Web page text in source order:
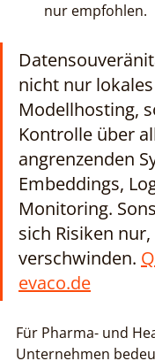
nur empfohlen.
nicht nur lokales
Modellhosting,
Kontrolle über
angrenzenden
Embeddings,
Monitoring.
sich Risiken
verschwinden.
evaco.de
Für Pharma- und
Unternehmen